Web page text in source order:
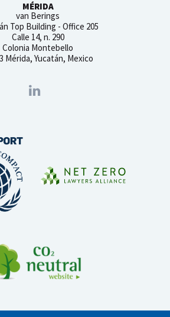
MÉRIDA
van Berings
Top Building - Office 205
Calle 14, n. 290
Colonia Montebello
Mérida, Yucatán, Mexico